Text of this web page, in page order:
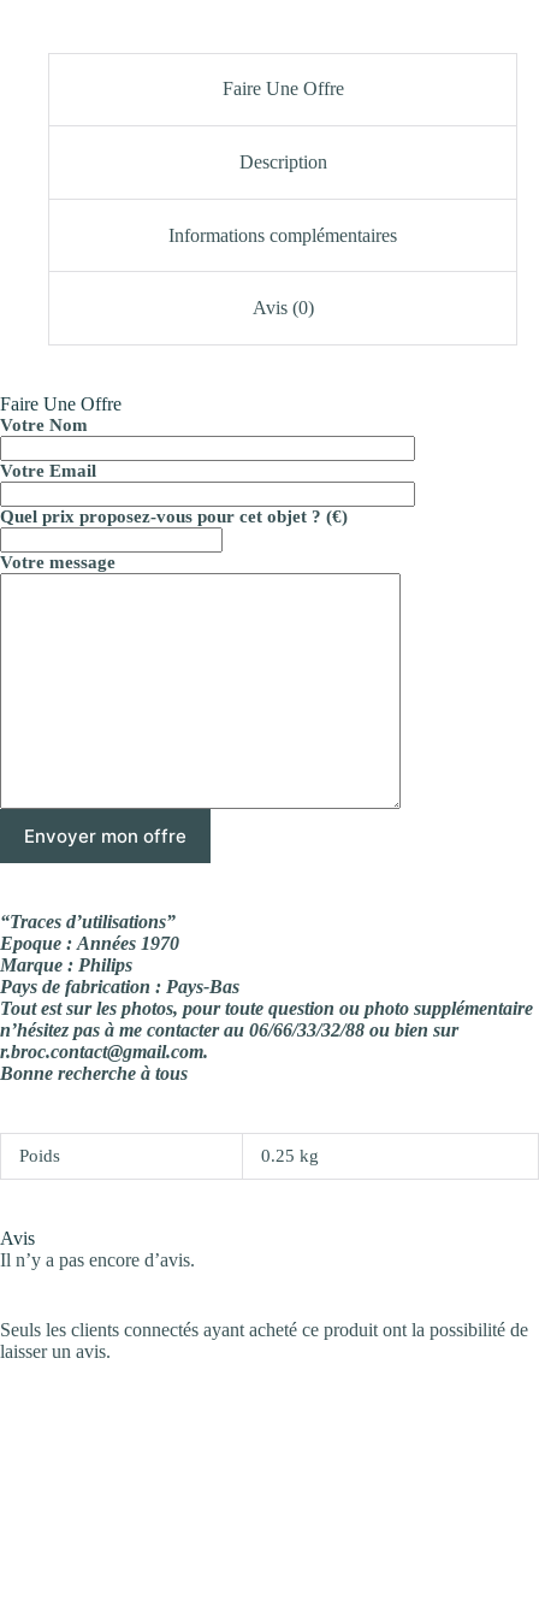
Faire Une Offre
Description
Informations complémentaires
Avis (0)
Faire Une Offre
Votre Nom
Votre Email
Quel prix proposez-vous pour cet objet ? (€)
Votre message
“Traces d’utilisations”
Epoque : Années 1970
Marque : Philips
Pays de fabrication : Pays-Bas
Tout est sur les photos, pour toute question ou photo supplémentaire
n’hésitez pas à me contacter au 06/66/33/32/88 ou bien sur
r.broc.contact@gmail.com.
Bonne recherche à tous
Poids 0.25 kg
Avis
Il n’y a pas encore d’avis.
Seuls les clients connectés ayant acheté ce produit ont la possibilité de
laisser un avis.